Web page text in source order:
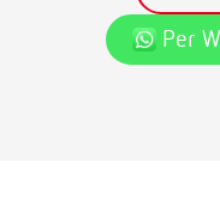
Per